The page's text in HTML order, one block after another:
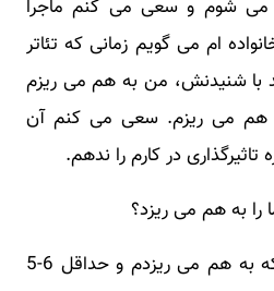
می شوم و سعی می کنم ماجرا
ام می گویم زمانی که تئاتر
با شنیدنش، من به هم می ریزم
هم می ریزم. سعی می کنم آن
در کارم را ندهم.
را به هم می ریزد؟
- به معنای واقعی چیزی که به هم می ریزدم و حداقل 6-5